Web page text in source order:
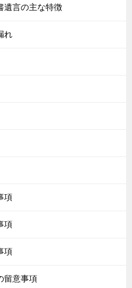
遺言の主な特徴
れ
項
項
項
留意事項